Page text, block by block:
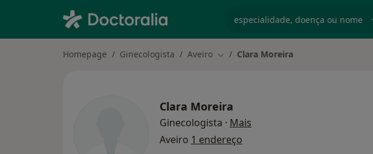
Homepage Ginecologista Aveiro Mudar de cidade
Clara Moreira
Clara Moreira
Ginecologista · Mais
Aveiro 1 endereço